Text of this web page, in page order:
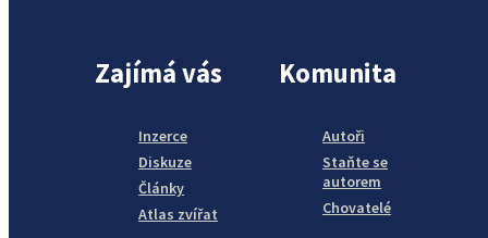
Zajímá vás
Inzerce
Diskuze
Články
Atlas zvířat
Komunita
Autoři
Staňte se
autorem
Chovatelé